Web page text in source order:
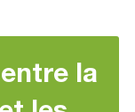
la